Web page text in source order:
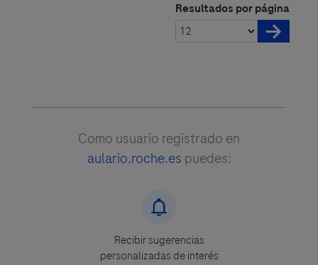
Resultados por página
Como usuario registrado en
aulario.roche.es puedes:
Recibir sugerencias
personalizadas de interés